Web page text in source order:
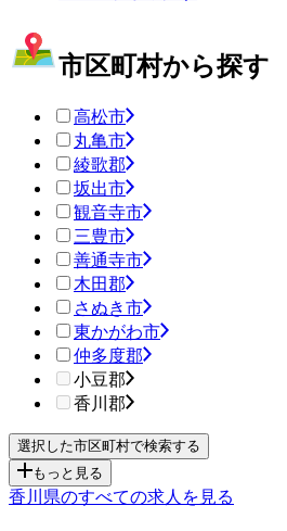
市区町村から探す
高松市
丸亀市
綾歌郡
坂出市
観音寺市
三豊市
善通寺市
木田郡
さぬき市
東かがわ市
仲多度郡
小豆郡
香川郡
もっと見る
香川県のすべての求人を見る